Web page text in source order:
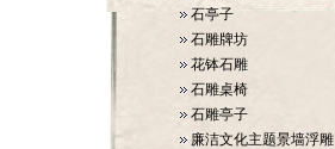
石亭子
石雕牌坊
花钵石雕
石雕桌椅
石雕亭子
廉洁文化主题景墙浮雕